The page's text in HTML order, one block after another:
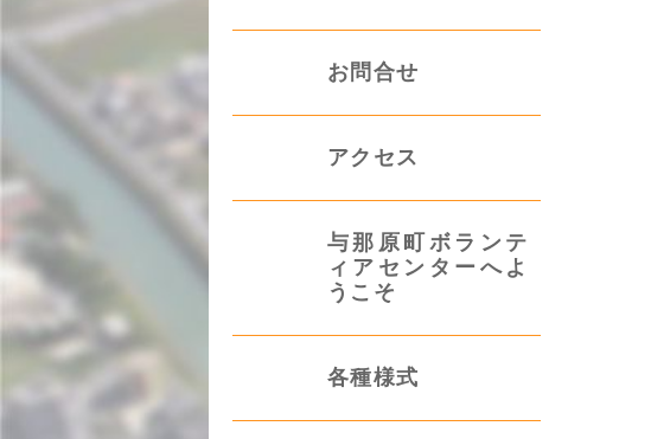
お問合せ
アクセス
与那原町ボランテ
ィアセンターへよ
うこそ
各種様式